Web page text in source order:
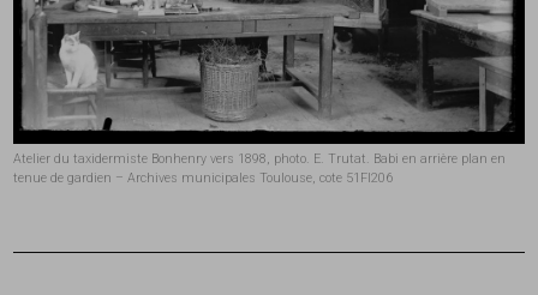
Atelier du taxidermiste Bonhenry vers 1898, photo. E. Trutat. Babi en arrière plan en
tenue de gardien – Archives municipales Toulouse, cote 51FI206